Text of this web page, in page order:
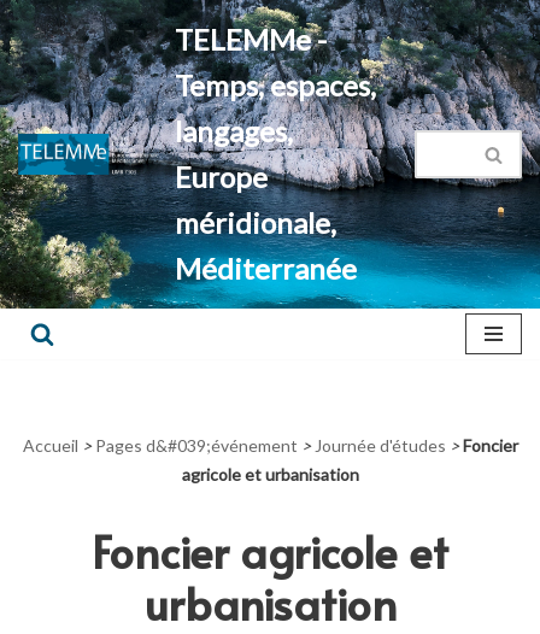
Aller
au
contenu
TELEMMe -
Temps, espaces,
langages,
Europe
méridionale,
Méditerranée
Accueil > Pages d&#039;événement > Journée d'études > Foncier
agricole et urbanisation
Foncier agricole et
urbanisation